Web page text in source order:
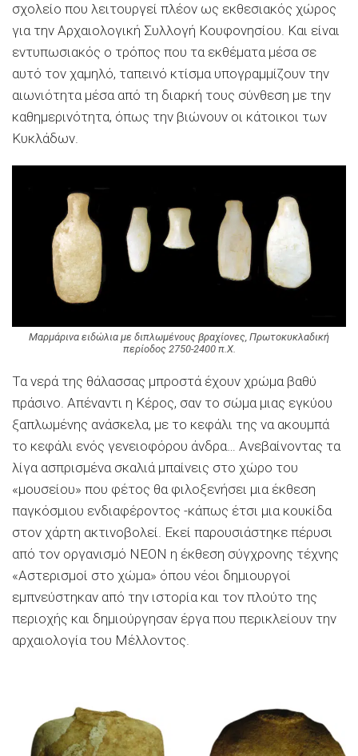
σχολείο που λειτουργεί πλέον ως εκθεσιακός χώρος
για την Αρχαιολογική Συλλογή Κουφονησίου. Και είναι
εντυπωσιακός ο τρόπος που τα εκθέματα μέσα σε
αυτό τον χαμηλό, ταπεινό κτίσμα υπογραμμίζουν την
αιωνιότητα μέσα από τη διαρκή τους σύνθεση με την
καθημερινότητα, όπως την βιώνουν οι κάτοικοι των
Κυκλάδων.
Μαρμάρινα ειδώλια με διπλωμένους βραχίονες, Πρωτοκυκλαδική
περίοδος 2750-2400 π.Χ.
Τα νερά της θάλασσας μπροστά έχουν χρώμα βαθύ
πράσινο. Απέναντι η Κέρος, σαν το σώμα μιας εγκύου
ξαπλωμένης ανάσκελα, με το κεφάλι της να ακουμπά
το κεφάλι ενός γενειοφόρου άνδρα… Ανεβαίνοντας τα
λίγα ασπρισμένα σκαλιά μπαίνεις στο χώρο του
«μουσείου» που φέτος θα φιλοξενήσει μια έκθεση
παγκόσμιου ενδιαφέροντος -κάπως έτσι μια κουκίδα
στον χάρτη ακτινοβολεί. Εκεί παρουσιάστηκε πέρυσι
από τον οργανισμό ΝΕΟΝ η έκθεση σύγχρονης τέχνης
«Αστερισμοί στο χώμα» όπου νέοι δημιουργοί
εμπνεύστηκαν από την ιστορία και τον πλούτο της
περιοχής και δημιούργησαν έργα που περικλείουν την
αρχαιολογία του Μέλλοντος.